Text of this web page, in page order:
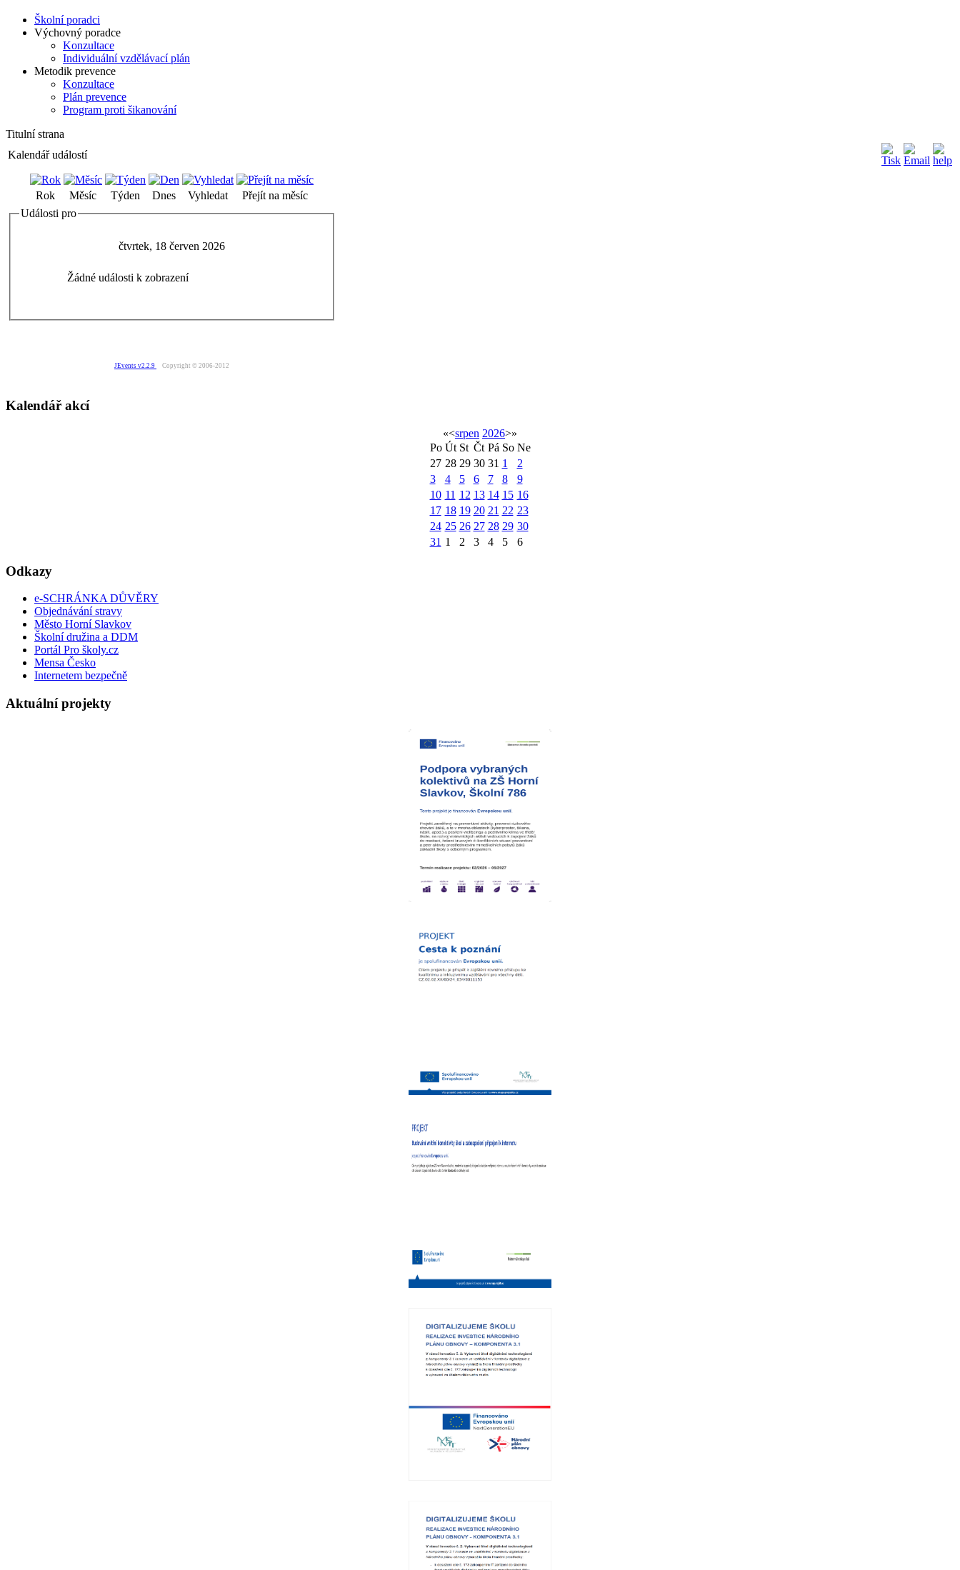
Školní poradci
Výchovný poradce
Konzultace
Individuální vzdělávací plán
Metodik prevence
Konzultace
Plán prevence
Program proti šikanování
Titulní strana
Kalendář událostí
Rok Měsíc Týden Dnes Vyhledat
Přejít na měsíc
Události pro
čtvrtek, 18 červen 2026
Žádné události k zobrazení
JEvents v2.2.9 Copyright © 2006-2012
Kalendář akcí
«<srpen 2026>»
Po Út St Čt Pá So Ne
27 28 29 30 31 1
2
3
4 5 6 7 8
9
10 11 12 13 14 15 16
17 18 19 20 21 22 23
24 25 26 27 28 29 30
31 1 2 3 4 5 6
Odkazy
e-SCHRÁNKA DŮVĚRY
Objednávání stravy
Město Horní Slavkov
Školní družina a DDM
Portál Pro školy.cz
Mensa Česko
Internetem bezpečně
Aktuální projekty